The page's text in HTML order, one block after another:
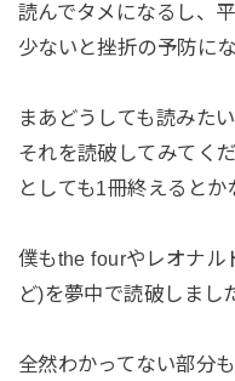
読んでタメになるし、
少ないと挫折の予防にな
まあどうしても読みた
それを読破してみてく
としても1冊終えるとか
僕もthe fourやレオナル
ど)を夢中で読破しまし
全然わかってない部分